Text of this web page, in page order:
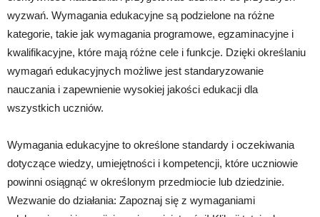
wyzwań. Wymagania edukacyjne są podzielone na różne
kategorie, takie jak wymagania programowe, egzaminacyjne i
kwalifikacyjne, które mają różne cele i funkcje. Dzięki określaniu
wymagań edukacyjnych możliwe jest standaryzowanie
nauczania i zapewnienie wysokiej jakości edukacji dla
wszystkich uczniów.
Wymagania edukacyjne to określone standardy i oczekiwania
dotyczące wiedzy, umiejętności i kompetencji, które uczniowie
powinni osiągnąć w określonym przedmiocie lub dziedzinie.
Wezwanie do działania: Zapoznaj się z wymaganiami